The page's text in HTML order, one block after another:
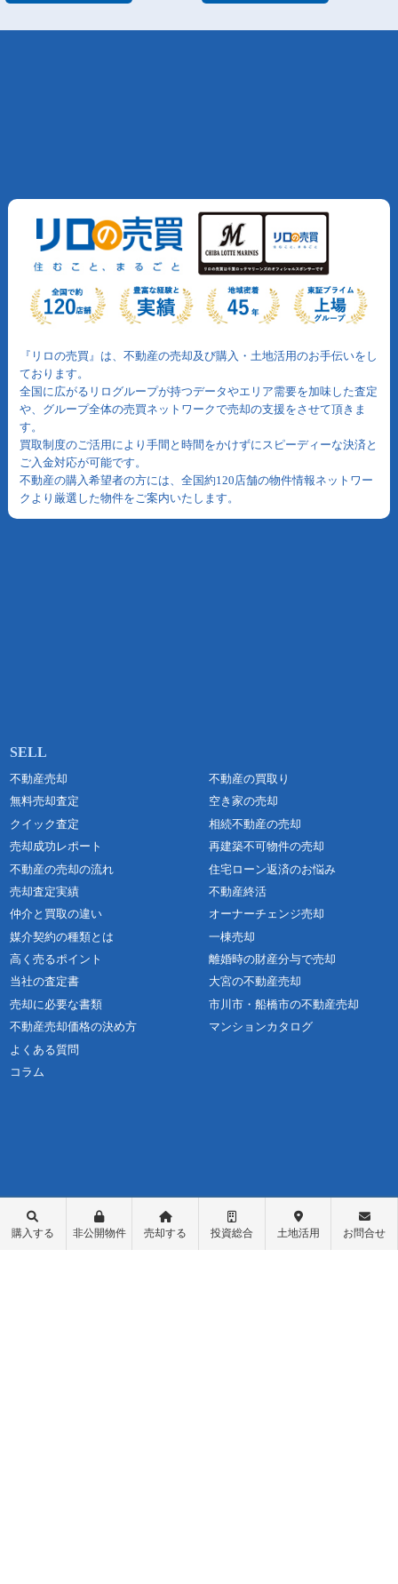
『リロの売買』は、不動産の売却及び購入・土地活用のお手伝いをし
ております。
全国に広がるリログループが持つデータやエリア需要を加味した査定
や、グループ全体の売買ネットワークで売却の支援をさせて頂きま
す。
買取制度のご活用により手間と時間をかけずにスピーディーな決済と
ご入金対応が可能です。
不動産の購入希望者の方には、全国約120店舗の物件情報ネットワー
クより厳選した物件をご案内いたします。
不動産売却
無料売却査定
クイック査定
売却成功レポート
不動産の売却の流れ
売却査定実績
仲介と買取の違い
媒介契約の種類とは
高く売るポイント
当社の査定書
売却に必要な書類
不動産売却価格の決め方
よくある質問
コラム
不動産の買取り
空き家の売却
相続不動産の売却
再建築不可物件の売却
住宅ローン返済のお悩み
不動産終活
オーナーチェンジ売却
一棟売却
離婚時の財産分与で売却
大宮の不動産売却
市川市・船橋市の不動産売却
マンションカタログ
不動産購入
物件レポート
会社概要
スタッフ紹介
購入する 非公開物件 売却する 投資総合 土地活用 お問合せ